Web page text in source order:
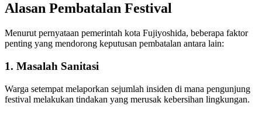
Alasan Pembatalan Festival
Menurut pernyataan pemerintah kota Fujiyoshida, beberapa faktor
penting yang mendorong keputusan pembatalan antara lain:
1. Masalah Sanitasi
Warga setempat melaporkan sejumlah insiden di mana pengunjung
festival melakukan tindakan yang merusak kebersihan lingkungan.